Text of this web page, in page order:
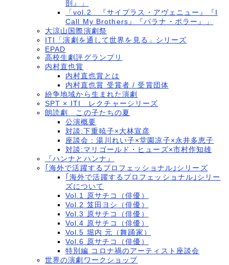
剖』」
「vol.2 『サイプラス・アヴェニュー』『I
Call My Brothers』『パラナ・ポラー』」
大涼山国際演劇祭
ITI「演劇を通して世界を見る」シリーズ
EPAD
高校生劇評グランプリ
内村直也賞
内村直也賞とは
内村直也賞 受賞者 / 受賞団体
紛争地域から生まれた演劇
SPT × ITI レクチャーシリーズ
朗読劇 この子たちの夏
公演概要
対談:下重暁子×大林宣彦
座談会：湯川れい子×堂園凉子×永井多恵子
対談:マリゴールド・ヒューズ×市村作知雄
『ハンナとハンナ』
｢海外で活躍するプロフェッショナル｣シリーズ
｢海外で活躍するプロフェッショナル｣シリー
ズについて
Vol.1 原サチコ（俳優）
Vol.2 笈田ヨシ（俳優）
Vol.3 原サチコ（俳優）
Vol.4 原サチコ（俳優）
Vol.5 堀内 元（舞踊家）
Vol.6 原サチコ（俳優）
特別編 コロナ禍のアーティスト座談会
世界の演劇ワークショップ